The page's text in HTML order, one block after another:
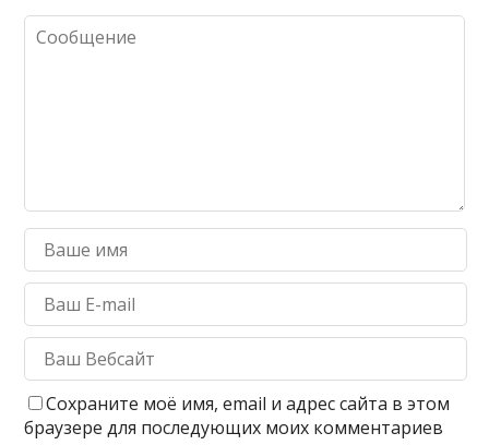
Сохраните моё имя, email и адрес сайта в этом
браузере для последующих моих комментариев